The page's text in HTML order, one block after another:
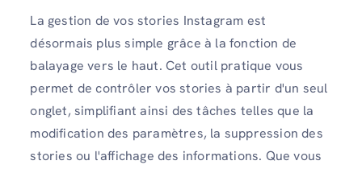
La gestion de vos stories Instagram est
désormais plus simple grâce à la fonction de
balayage vers le haut. Cet outil pratique vous
permet de contrôler vos stories à partir d'un seul
onglet, simplifiant ainsi des tâches telles que la
modification des paramètres, la suppression des
stories ou l'affichage des informations. Que vous